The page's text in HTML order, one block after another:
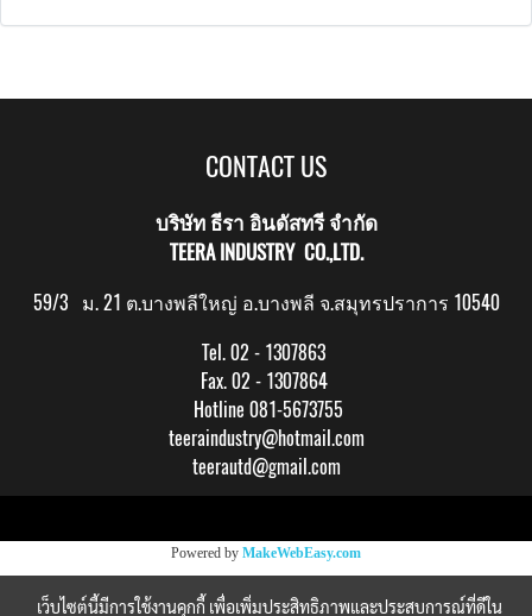
CONTACT US
บริษัท ธีรา อินดัสทรี จำกัด
TEERA INDUSTRY CO.,LTD.
59/3 ม. 21 ต.บางพลีใหญ่ อ.บางพลี จ.สมุทรปราการ 10540
Tel. 02 - 1307863
Fax. 02 - 1307864
Hotline 081-5673755
teeraindustry@hotmail.com
teerautd@gmail.com
Powered by MakeWebEasy.com
เว็บไซต์นี้มีการใช้งานคุกกี้ เพื่อเพิ่มประสิทธิภาพและประสบการณ์ที่ดีใน